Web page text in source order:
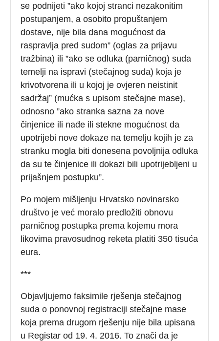
se podnijeti ”ako kojoj stranci nezakonitim
postupanjem, a osobito propuštanjem
dostave, nije bila dana mogućnost da
raspravlja pred sudom” (oglas za prijavu
tražbina) ili ”ako se odluka (parničnog) suda
temelji na ispravi (stečajnog suda) koja je
krivotvorena ili u kojoj je ovjeren neistinit
sadržaj” (mućka s upisom stečajne mase),
odnosno ”ako stranka sazna za nove
činjenice ili nađe ili stekne mogućnost da
upotrijebi nove dokaze na temelju kojih je za
stranku mogla biti donesena povoljnija odluka
da su te činjenice ili dokazi bili upotrijebljeni u
prijašnjem postupku”.
Po mojem mišljenju Hrvatsko novinarsko
društvo je već moralo predložiti obnovu
parničnog postupka prema kojemu mora
likovima pravosudnog reketa platiti 350 tisuća
eura.
***
Objavljujemo faksimile rješenja stečajnog
suda o ponovnoj registraciji stečajne mase
koja prema drugom rješenju nije bila upisana
u Registar od 19. 4. 2016. To znači da je